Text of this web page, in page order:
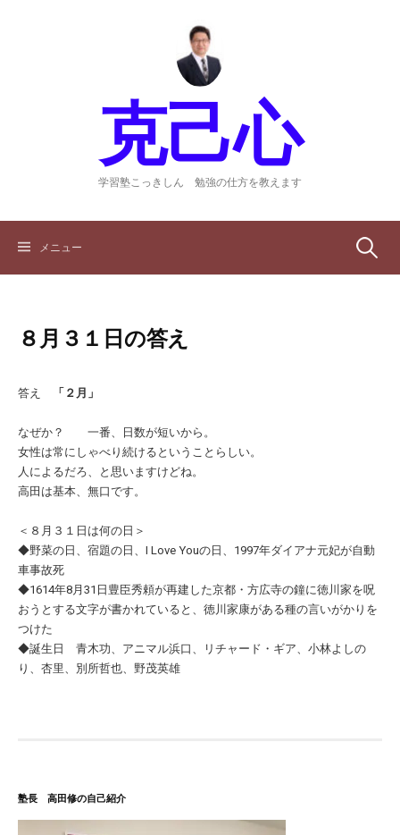
克己心
学習塾こっきしん 勉強の仕方を教えます
メニュー 検
８月３１日の答え
答え 「２月」
なぜか？ 一番、日数が短いから。
女性は常にしゃべり続けるということらしい。
人によるだろ、と思いますけどね。
高田は基本、無口です。
＜８月３１日は何の日＞
◆野菜の日、宿題の日、I Love Youの日、1997年ダイアナ元妃が自動
車事故死
◆1614年8月31日豊臣秀頼が再建した京都・方広寺の鐘に徳川家を呪
おうとする文字が書かれていると、徳川家康がある種の言いがかりを
つけた
◆誕生日 青木功、アニマル浜口、リチャード・ギア、小林よしの
り、杏里、別所哲也、野茂英雄
塾長 高田修の自己紹介